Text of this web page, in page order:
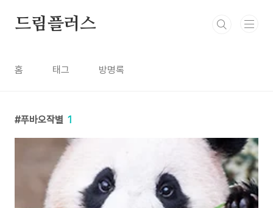
드림플러스
홈 태그 방명록
푸바오작별 1